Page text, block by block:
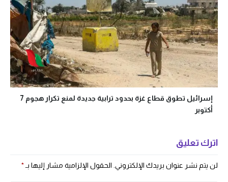
إسرائيل تطوق قطاع غزة بحدود ترابية جديدة لمنع تكرار هجوم 7
أكتوبر
اترك تعليق
لن يتم نشر عنوان بريدك الإلكتروني. الحقول الإلزامية مشار إليها بـ *